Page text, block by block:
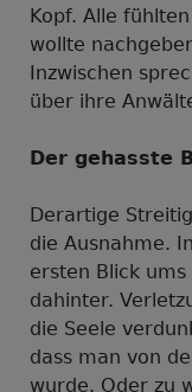
Kopf. Alle
wollte
Inzwischen
über ihre
Der gehasste
Derartige
die Ausnahme.
ersten Blick
dahinter.
die Seele
dass man von
wurde. Oder zu